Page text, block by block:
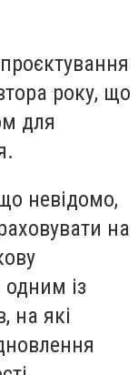
року, що
для
невідомо,
на
із
на які